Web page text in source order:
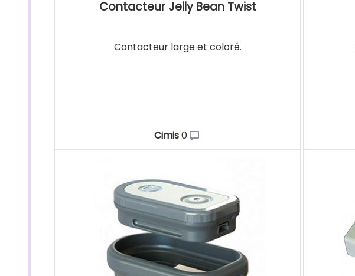
Contacteur Jelly Bean Twist
Contacteur large et coloré.
Cimis0